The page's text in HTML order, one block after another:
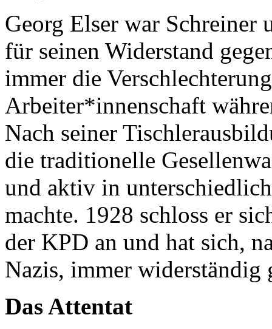
Georg Elser war
für seinen Widerstand
immer die
Arbeiter*innenschaft
Nach seiner
die traditionelle
und aktiv in
machte. 1928 schloss er
der KPD an und hat sich,
Nazis, immer widerständig
Das Attentat